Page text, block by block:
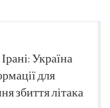
Україна
для
збиття літака